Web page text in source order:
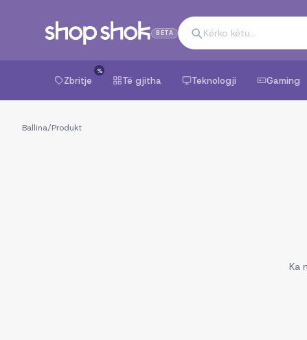
BETA
Zbritje
%
Të gjitha Teknologji Gaming
Ballina/Produkt
Ka